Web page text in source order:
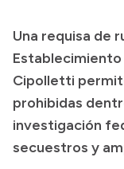
Presupuesto
Boletín Oficial
Compras y
Consulta de
Consulta de
Una requisa de
Establecimiento
Cipolletti
prohibidas
investigación
secuestros y